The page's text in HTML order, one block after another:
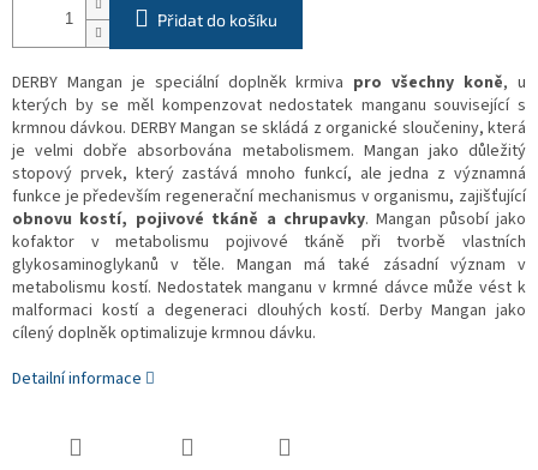
Přidat do košíku
DERBY Mangan je speciální doplněk krmiva pro všechny koně, u
kterých by se měl kompenzovat nedostatek manganu související s
krmnou dávkou. DERBY Mangan se skládá z organické sloučeniny, která
je velmi dobře absorbována metabolismem. Mangan jako důležitý
stopový prvek, který zastává mnoho funkcí, ale jedna z významná
funkce je předevšímregenerační mechanismus v organismu, zajišťující
obnovu kostí, pojivové tkáně a chrupavky.Mangan působí jako
kofaktor v metabolismu pojivové tkáně při tvorbě vlastních
glykosaminoglykanů v těle. Mangan má také zásadní význam v
metabolismu kostí. Nedostatek manganu v krmné dávce může vést k
malformaci kostí a degeneraci dlouhých kostí. Derby Mangan jako
cílený doplněk optimalizuje krmnou dávku.
Detailní informace